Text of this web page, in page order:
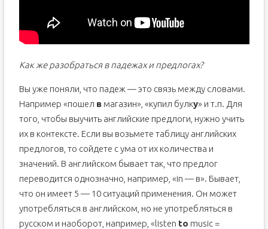
Как же разобраться в падежах и предлогах?
Вы уже поняли, что падеж — это связь между словами.
Например «пошел вмагазин», «купил булку» и т.п. Для
того, чтобы выучить английские предлоги, нужно учить
их в контексте. Если вы возьмете таблицу английских
предлогов, то сойдете с ума от их количества и
значений. В английском бывает так, что предлог
переводится однозначно, например, «in — в». Бывает,
что он имеет 5 — 10 ситуаций применения. Он может
употребляться в английском, но не употребляться в
русском и наоборот, например, «listen to music =